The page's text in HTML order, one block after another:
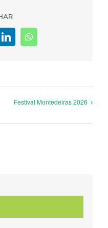
LinkedInWhatsApp
Festival Montedeiras 2026